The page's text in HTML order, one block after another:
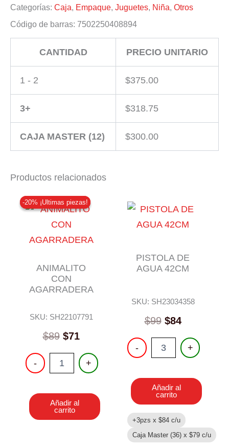
Categorías: Caja, Empaque, Juguetes, Niña, Otros
Código de barras: 7502250408894
CANTIDAD PRECIO UNITARIO
1 - 2 $375.00
3+ $318.75
CAJA MASTER (12) $300.00
Productos relacionados
-20% ¡Ultimas piezas!
ANIMALITO
CON
AGARRADERA
SKU: SH22107791
$89 Original
was:
$89.
$71
is:
$71.
-
ANIMALITO
CON
+
Añadir al
carrito
-20% ¡Ultimas piezas!
PISTOLA DE
AGUA 42CM
SKU: SH23034358
$99 $84
-
PISTOLA
DE
cantidad
+
Añadir al
carrito
+3pzs x $84 c/u
Caja Master (36) x $79 c/u